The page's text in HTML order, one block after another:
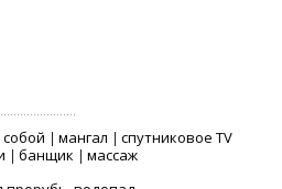
мангал
спутниковое TV
банщик
массаж